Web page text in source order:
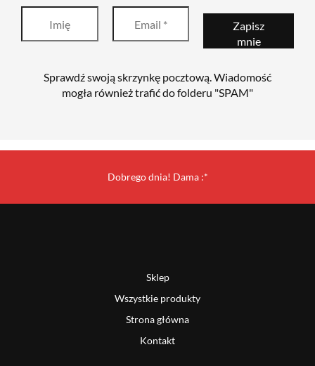
Sprawdź swoją skrzynkę pocztową. Wiadomość
mogła również trafić do folderu "SPAM"
Dobrego dnia! Dama :*
Sklep
Wszystkie produkty
Strona główna
Kontakt